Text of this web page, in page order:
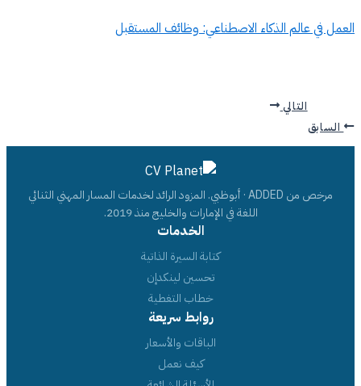
العمل في عالم الذكاء الاصطناعي: وظائف المستقبل
السابق
التالي
مرخص من ADDED · أبوظبي. المزود الرائد لخدمات المسار المهني الثنائي
اللغة في الإمارات والخليج منذ 2019.
الخدمات
كتابة السيرة الذاتية
تحسين لينكدإن
خطاب التغطية
روابط سريعة
الباقات والأسعار
كيف نعمل